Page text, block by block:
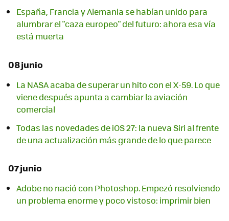
España, Francia y Alemania se habían unido para
alumbrar el "caza europeo" del futuro: ahora esa vía
está muerta
08 junio
La NASA acaba de superar un hito con el X-59. Lo que
viene después apunta a cambiar la aviación
comercial
Todas las novedades de iOS 27: la nueva Siri al frente
de una actualización más grande de lo que parece
07 junio
Adobe no nació con Photoshop. Empezó resolviendo
un problema enorme y poco vistoso: imprimir bien